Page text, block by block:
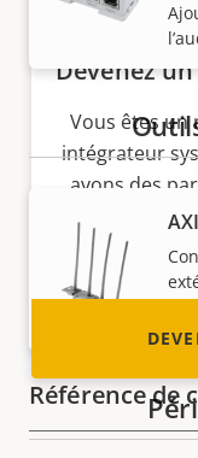
Devenez
Vous êtes
intégrateur
avons des
les pays du
Référence de